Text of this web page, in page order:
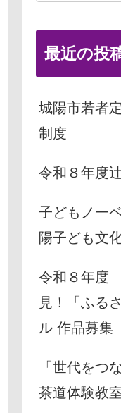
最近の投
城陽市若者
制度
令和８年度
子どもノー
陽子ども文
令和８年度
見！「ふる
ル 作品募集
「世代をつ
茶道体験教